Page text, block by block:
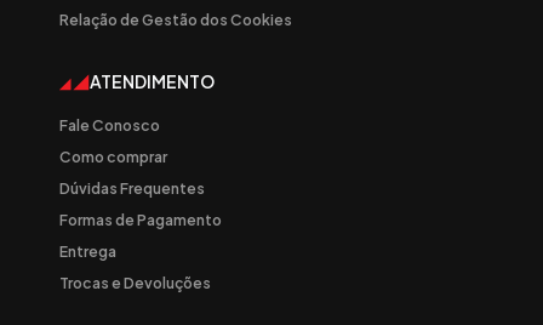
Relação de Gestão dos Cookies
ATENDIMENTO
Fale Conosco
Como comprar
Dúvidas Frequentes
Formas de Pagamento
Entrega
Trocas e Devoluções